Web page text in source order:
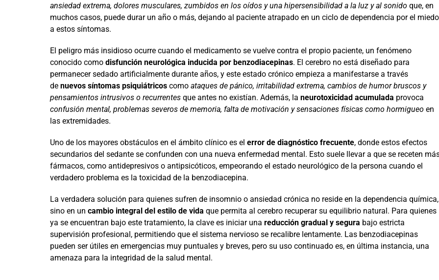
ansiedad extrema, dolores musculares, zumbidos en los oídos y una hipersensibilidad a la luz y al sonido que, en
muchos casos, puede durar un año o más, dejando al paciente atrapado en un ciclo de dependencia por el miedo
a estos síntomas.
El peligro más insidioso ocurre cuando el medicamento se vuelve contra el propio paciente, un fenómeno
conocido como disfunción neurológica inducida por benzodiacepinas. El cerebro no está diseñado para
permanecer sedado artificialmente durante años, y este estado crónico empieza a manifestarse a través
de nuevos síntomas psiquiátricoscomo ataques de pánico, irritabilidad extrema, cambios de humor bruscos y
pensamientos intrusivos o recurrentesque antes no existían. Además, la neurotoxicidad acumulada provoca
confusión mental, problemas severos de memoria, falta de motivación y sensaciones físicas como hormigueo en
las extremidades.
Uno de los mayores obstáculos en el ámbito clínico es el error de diagnóstico frecuente, donde estos efectos
secundarios del sedante se confunden con una nueva enfermedad mental. Esto suele llevar a que se receten
fármacos, como antidepresivos o antipsicóticos, empeorando el estado neurológico de la persona cuando el
verdadero problema es la toxicidad de la benzodiacepina.
La verdadera solución para quienes sufren de insomnio o ansiedad crónica no reside en la dependencia química,
sino en un cambio integral del estilo de vida que permita al cerebro recuperar su equilibrio natural. Para quienes
ya se encuentran bajo este tratamiento, la clave es iniciar una reducción gradual y segura bajo estricta
supervisión profesional, permitiendo que el sistema nervioso se recalibre lentamente. Las benzodiacepinas
pueden ser útiles en emergencias muy puntuales y breves, pero su uso continuado es, en última instancia, una
amenaza para la integridad de la salud mental.